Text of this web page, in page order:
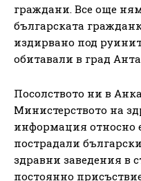
граждани. Все още
българската
издирвано под
обитавали в град
Посолството ни в
Министерството на
информация относно
пострадали
здравни заведения в
постоянно